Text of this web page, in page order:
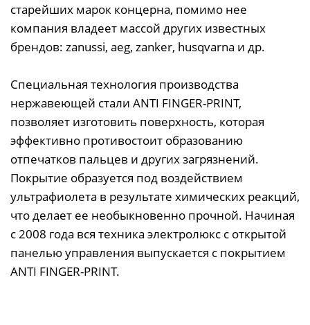
старейших марок концерна, помимо нее
компания владеет массой других известных
брендов: zanussi, aeg, zanker, husqvarna и др.
Специальная технология производства
нержавеющей стали ANTI FINGER-PRINT,
позволяет изготовить поверхность, которая
эффективно противостоит образованию
отпечатков пальцев и других загрязнений.
Покрытие образуется под воздействием
ультрафиолета в результате химических реакций,
что делает ее необыкновенно прочной. Начиная
с 2008 года вся техника электролюкс с открытой
панелью управления выпускается с покрытием
ANTI FINGER-PRINT.